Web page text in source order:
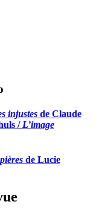
injustes de Claude
/L’image
de Lucie